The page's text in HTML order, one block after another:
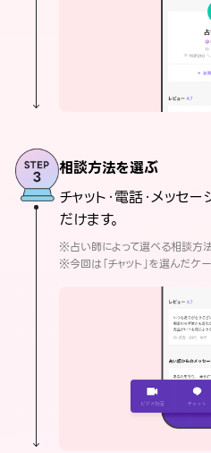
相談方法を選ぶ
チャット・電話・メッセ
だけます。
※占い師によって選べる相談方
※今回は「チャット」を選んだケ